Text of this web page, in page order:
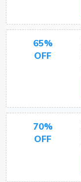
65%
OFF
70%
OFF